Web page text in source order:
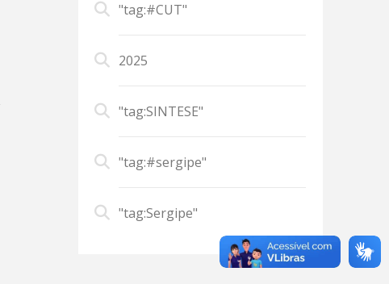
"tag:#CUT"
2025
"tag:SINTESE"
"tag:#sergipe"
"tag:Sergipe"